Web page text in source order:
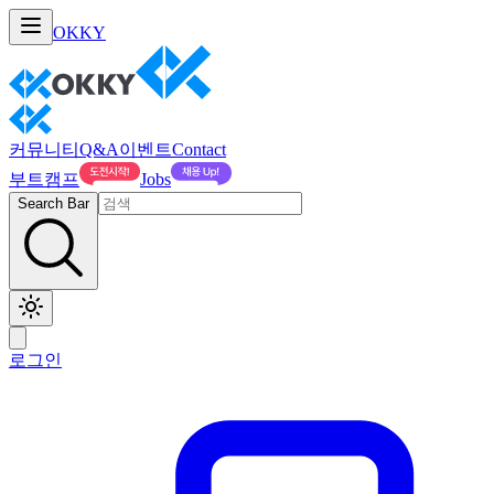
OKKY
커뮤니티 Q&A이벤트Contact
부트캠프
Jobs
Search Bar
로그인